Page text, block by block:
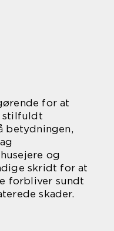
for at
stilfuldt
betydningen,
og
skridt for at
forbliver sundt
skader.